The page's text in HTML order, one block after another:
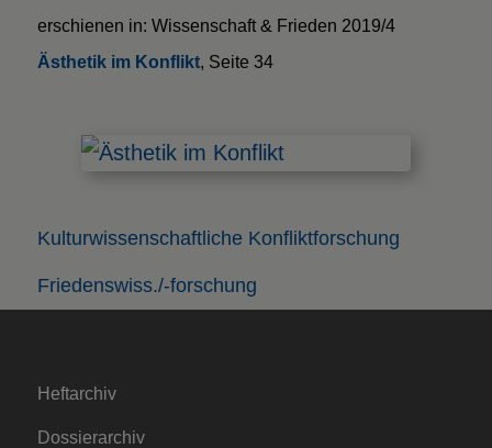
Friedenswiss./-forschung
Kulturwissenschaftliche Konfliktforschung
erschienen in: Wissenschaft & Frieden 2019/4
Ästhetik im Konflikt, Seite 34
Heftarchiv
Dossierarchiv